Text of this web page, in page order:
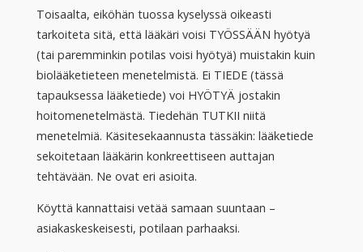
Toisaalta, eiköhän tuossa kyselyssä oikeasti
tarkoiteta sitä, että lääkäri voisi TYÖSSÄÄN hyötyä
(tai paremminkin potilas voisi hyötyä) muistakin kuin
biolääketieteen menetelmistä. Ei TIEDE (tässä
tapauksessa lääketiede) voi HYÖTYÄ jostakin
hoitomenetelmästä. Tiedehän TUTKII niitä
menetelmiä. Käsitesekaannusta tässäkin: lääketiede
sekoitetaan lääkärin konkreettiseen auttajan
tehtävään. Ne ovat eri asioita.
Köyttä kannattaisi vetää samaan suuntaan –
asiakaskeskeisesti, potilaan parhaaksi.